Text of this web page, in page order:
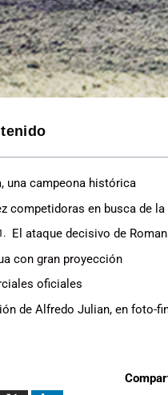
una campeona histórica
competidoras en busca de
El ataque decisivo de
con gran proyección
oficiales
de Alfredo Julian, en foto-